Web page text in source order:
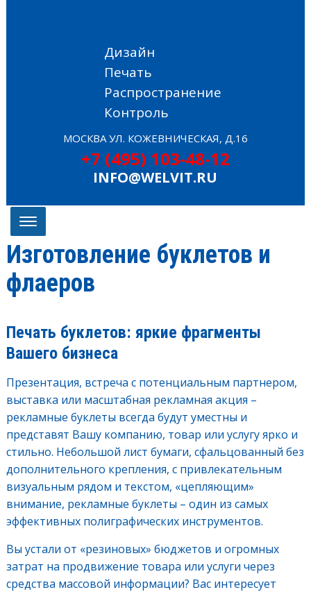
Дизайн
Печать
Распространение
Контроль
МОСКВА УЛ. КОЖЕВНИЧЕСКАЯ, Д.16
+7 (495) 103-48-12
INFO@WELVIT.RU
Изготовление буклетов и
флаеров
Печать буклетов: яркие фрагменты
Вашего бизнеса
Презентация, встреча с потенциальным партнером,
выставка или масштабная рекламная акция –
рекламные буклеты всегда будут уместны и
представят Вашу компанию, товар или услугу ярко и
стильно. Небольшой лист бумаги, сфальцованный без
дополнительного крепления, с привлекательным
визуальным рядом и текстом, «цепляющим»
внимание, рекламные буклеты – один из самых
эффективных полиграфических инструментов.
Вы устали от «резиновых» бюджетов и огромных
затрат на продвижение товара или услуги через
средства массовой информации? Вас интересует